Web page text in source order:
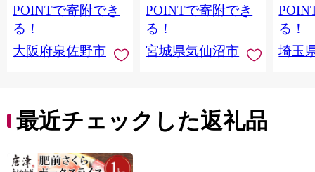
POINTで寄附でき
る！
大阪府泉佐野市
ウトドア バーベキュ
ー 厚切り タン
POINTで寄附でき
る！
宮城県気仙沼市
き肉
ず 惣
まみ
んのお
る！
埼玉
最近チェックした返礼品